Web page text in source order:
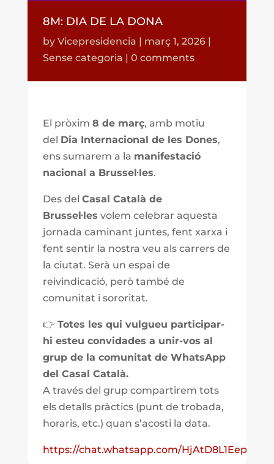
8M: DIA DE LA DONA
by Vicepresidencia | març 1, 2026|
Sense categoria | 0 comments
El pròxim 8 de març, amb motiu
del Dia Internacional de les Dones,
ens sumarem a la manifestació
nacional a Brussel·les.
Des del Casal Català de
Brussel·les volem celebrar aquesta
jornada caminant juntes, fent xarxa i
fent sentir la nostra veu als carrers de
la ciutat. Serà un espai de
reivindicació, però també de
comunitat i sororitat.
👉 Totes les qui vulgueu participar-
hi esteu convidades a unir-vos al
grup de la comunitat de WhatsApp
del Casal Català.
A través del grup compartirem tots
els detalls pràctics (punt de trobada,
horaris, etc.) quan s’acosti la data.
https://chat.whatsapp.com/